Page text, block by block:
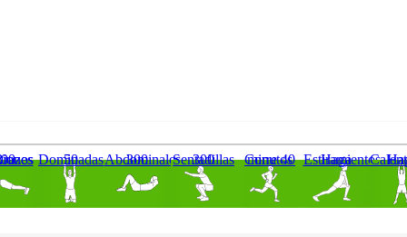
de Brazos 50 Dominadas300 Abdominales300 Sentadillas Corre 40 minutos Haga EstiramientosHaga